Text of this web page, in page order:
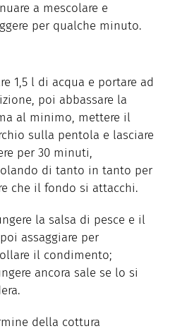
a mescolare e
per qualche minuto.
1,5 l di acqua e portare ad
poi abbassare la
al minimo, mettere il
sulla pentola e lasciare
per 30 minuti,
di tanto in tanto per
che il fondo si attacchi.
la salsa di pesce e il
assaggiare per
il condimento;
ancora sale se lo si
della cottura